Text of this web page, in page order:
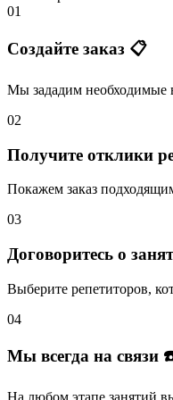
01
Создайте заказ 📋
Мы зададим необходимые
02
Получите отклики
Покажем заказ
03
Договоритесь о
Выберите репетиторов,
04
Мы всегда на связи